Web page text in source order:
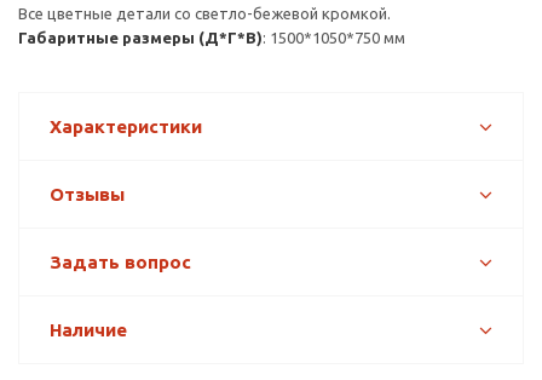
Все цветные детали со светло-бежевой кромкой.
Габаритные размеры (Д*Г*В): 1500*1050*750 мм
Характеристики
Отзывы
Задать вопрос
Наличие